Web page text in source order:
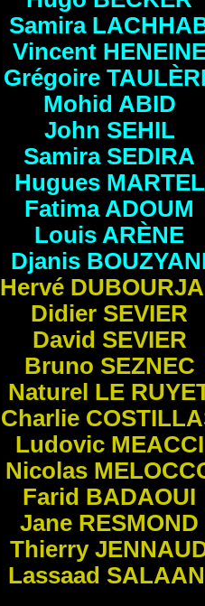
Samira
Vincent
Grégoire
Mohid ABID
John SEHIL
Samira SEDIRA
Hugues MARTEL
Fatima ADOUM
Louis ARÈNE
Djanis
Hervé
Didier SEVIER
David SEVIER
Bruno SEZNEC
Naturel LE
Charlie
Ludovic MEACCI
Nicolas
Farid BADAOUI
Jane RESMOND
Thierry
Lassaad